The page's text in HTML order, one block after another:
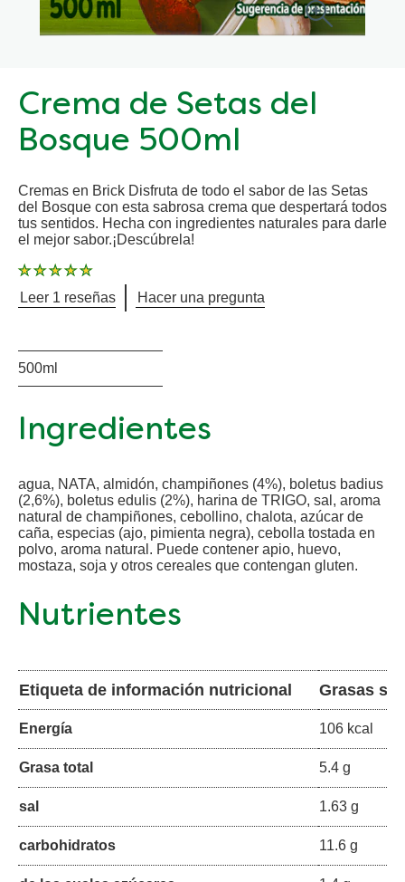
Crema de Setas del
Bosque 500ml
Cremas en Brick Disfruta de todo el sabor de las Setas
del Bosque con esta sabrosa crema que despertará todos
tus sentidos. Hecha con ingredientes naturales para darle
el mejor sabor.¡Descúbrela!
La
calificación
promedio
de
Setas
del
Bosque
500ml
de
Leer 1 reseñas Hacer una pregunta
500ml
Ingredientes
agua, NATA, almidón, champiñones (4%), boletus badius
(2,6%), boletus edulis (2%), harina de TRIGO, sal, aroma
natural de champiñones, cebollino, chalota, azúcar de
caña, especias (ajo, pimienta negra), cebolla tostada en
polvo, aroma natural. Puede contener apio, huevo,
mostaza, soja y otros cereales que contengan gluten.
Nutrientes
Etiqueta de información nutricional Grasas
Energía 106 kcal
Grasa total 5.4 g
sal 1.63 g
carbohidratos 11.6 g